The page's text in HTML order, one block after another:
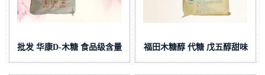
批发 华康D-木糖 食品级含量
99 低热量甜味剂D-戊 醛糖
福田木糖醇 代糖 戊五醇甜味
剂 食品级烘焙食品原料